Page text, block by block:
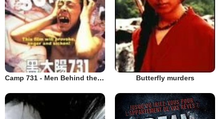
Camp 731 - Men Behind the Sun Butterfly murders